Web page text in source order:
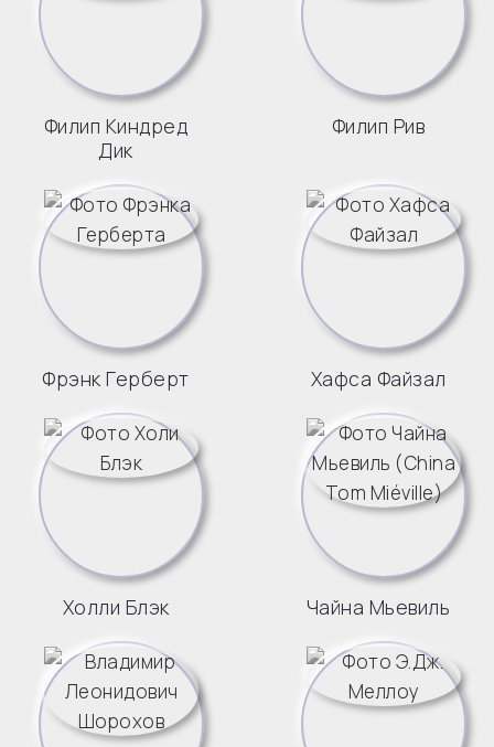
Филип Киндред
Дик
Филип Рив
Фрэнк Герберт Хафса Файзал
Холли Блэк Чайна Мьевиль